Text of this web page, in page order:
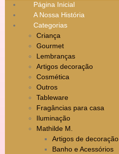
Página Inicial
A Nossa História
Categorias
Criança
Gourmet
Lembranças
Artigos decoração
Cosmética
Outros
Tableware
Fragâncias para casa
Iluminação
Mathilde M.
Artigos de decoração
Banho e Acessórios